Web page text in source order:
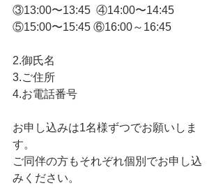
③13:00〜13:45  ④14:00〜14:45
⑤15:00〜15:45 ⑥16:00～16:45
2.御氏名
3.ご住所
4.お電話番号
お申し込みは1名様ずつでお願いしま
す。
ご同伴の方もそれぞれ個別でお申し込
みください。